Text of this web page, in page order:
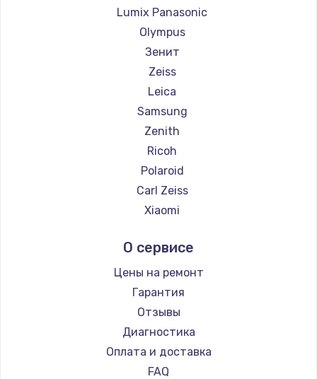
Lumix Panasonic
Olympus
Зенит
Zeiss
Leica
Samsung
Zenith
Ricoh
Polaroid
Carl Zeiss
Xiaomi
Kodak
Blackmagic
О сервисе
Цены на ремонт
Гарантия
Отзывы
Диагностика
Оплата и доставка
FAQ